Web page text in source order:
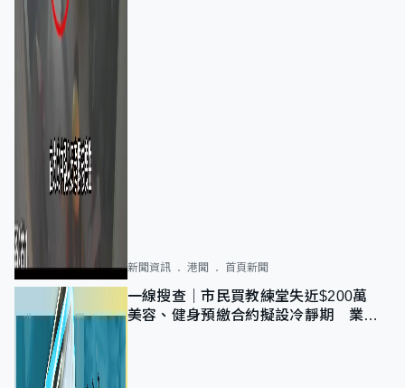
新聞資訊 港聞 首頁新聞
一線搜查｜市民買教練堂失近$200萬
美容、健身預繳合約擬設冷靜期 業界